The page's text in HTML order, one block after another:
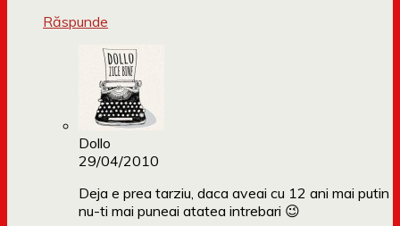
Răspunde
Dollo
29/04/2010
Deja e prea tarziu, daca aveai cu 12 ani mai putin
nu-ti mai puneai atatea intrebari 😉